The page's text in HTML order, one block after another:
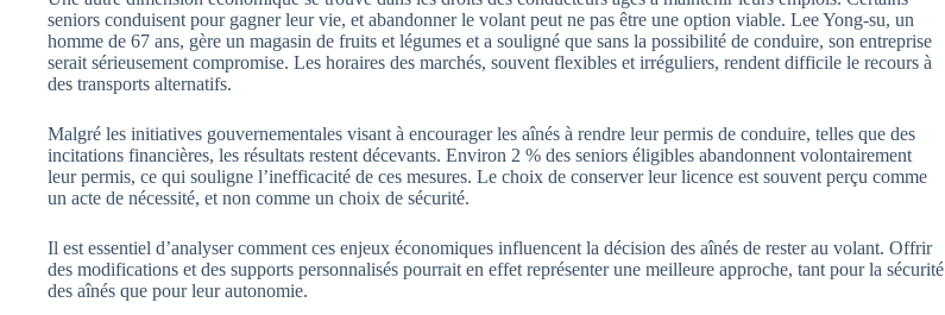
seniors conduisent pour gagner leur vie, et abandonner le volant peut ne pas être une option viable. Lee Yong-su, un
homme de 67 ans, gère un magasin de fruits et légumes et a souligné que sans la possibilité de conduire, son entreprise
serait sérieusement compromise. Les horaires des marchés, souvent flexibles et irréguliers, rendent difficile le recours à
des transports alternatifs.
Malgré les initiatives gouvernementales visant à encourager les aînés à rendre leur permis de conduire, telles que des
incitations financières, les résultats restent décevants. Environ 2 % des seniors éligibles abandonnent volontairement
leur permis, ce qui souligne l’inefficacité de ces mesures. Le choix de conserver leur licence est souvent perçu comme
un acte de nécessité, et non comme un choix de sécurité.
Il est essentiel d’analyser comment ces enjeux économiques influencent la décision des aînés de rester au volant. Offrir
des modifications et des supports personnalisés pourrait en effet représenter une meilleure approche, tant pour la sécurité
des aînés que pour leur autonomie.